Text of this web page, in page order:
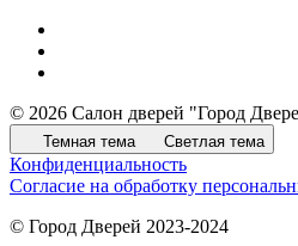
© 2026 Салон дверей "Город
Темная тема Светлая тема
Конфиденциальность
Согласие на обработку
© Город Дверей 2023-2024